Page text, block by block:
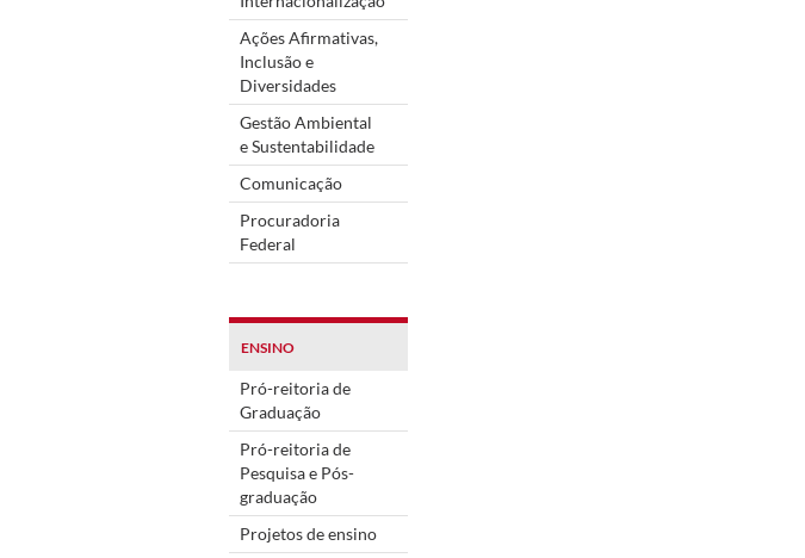
Ações Afirmativas,
Inclusão e
Diversidades
Gestão Ambiental
e Sustentabilidade
Comunicação
Procuradoria
Federal
ENSINO
Pró-reitoria de
Graduação
Pró-reitoria de
Pesquisa e Pós-
graduação
Projetos de ensino